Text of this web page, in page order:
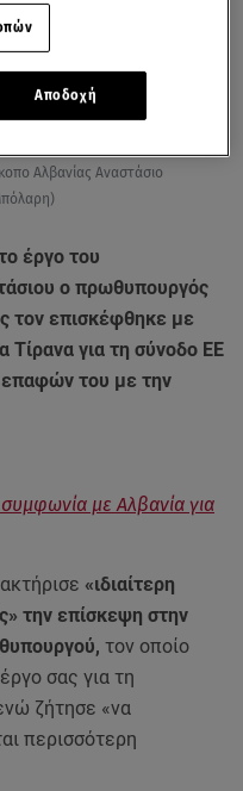
Αλβανίας Αναστάσιο
έργο του
ο πρωθυπουργός
τον επισκέφθηκε με
Τίρανα για τη σύνοδο ΕΕ
του με την
με Αλβανία για
«ιδιαίτερη
την επίσκεψη στην
τον οποίο
σας για τη
ζήτησε «να
περισσότερη
Αποδοχή